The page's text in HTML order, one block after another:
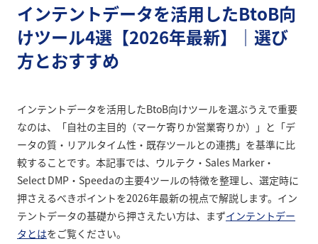
インテントデータを活用したBtoB向
けツール4選【2026年最新】｜選び
方とおすすめ
インテントデータを活用したBtoB向けツールを選ぶうえで重要
なのは、「自社の主目的（マーケ寄りか営業寄りか）」と「デ
ータの質・リアルタイム性・既存ツールとの連携」を基準に比
較することです。本記事では、ウルテク・Sales Marker・
Select DMP・Speedaの主要4ツールの特徴を整理し、選定時に
押さえるべきポイントを2026年最新の視点で解説します。イン
テントデータの基礎から押さえたい方は、まずインテントデー
タとはをご覧ください。